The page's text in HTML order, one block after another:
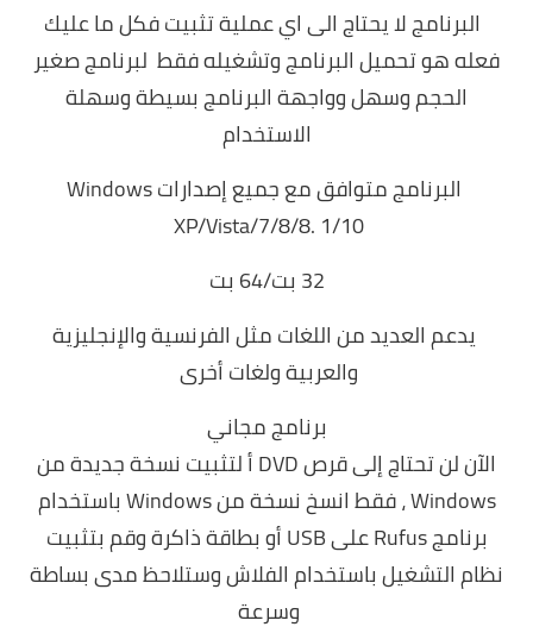
البرنامج لا يحتاج الى اي عملية تثبيتفكل ما عليك
فعله هو تحميل البرنامج وتشغيله فقط لبرنامج صغير
الحجم وسهل وواجهة البرنامج بسيطة وسهلة
الاستخدام
البرنامج متوافق مع جميع إصدارات Windows
XP/Vista/7/8/8. 1/10
32 بت/64 بت
يدعم العديد من اللغات مثل الفرنسية والإنجليزية
والعربية ولغات أخرى
برنامج مجاني
الآن لن تحتاج إلى قرص DVD أ لتثبيت نسخة جديدة من
Windows ، فقط انسخ نسخة من Windows باستخدام
برنامج Rufus على USB أو بطاقة ذاكرة وقم بتثبيت
نظام التشغيل باستخدام الفلاش وستلاحظ مدى بساطة
وسرعة